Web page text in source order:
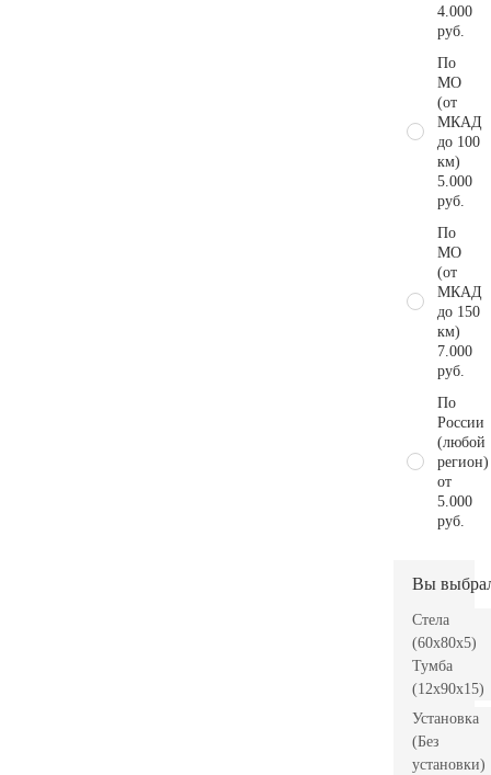
4.000
руб.
По
МО
(от
МКАД
до 100
км)
5.000
руб.
По
МО
(от
МКАД
до 150
км)
7.000
руб.
По
России
(любой
регион)
от
5.000
руб.
Вы
Стела
(60x80x5)
Тумба
(12x90x15)
Установка
(Без
установки)